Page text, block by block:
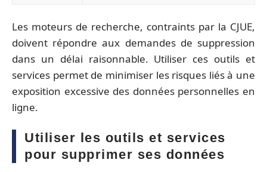
Les moteurs de recherche, contraints par la CJUE,
doivent répondre aux demandes de suppression
dans un délai raisonnable. Utiliser ces outils et
services permet de minimiser les risques liés à une
exposition excessive des données personnelles en
ligne.
Utiliser les outils et services
pour supprimer ses données